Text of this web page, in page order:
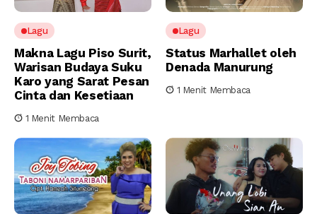
Lagu
Makna Lagu Piso Surit,
Warisan Budaya Suku
Karo yang Sarat Pesan
Cinta dan Kesetiaan
1 Menit Membaca
Lagu
Status Marhallet oleh
Denada Manurung
1 Menit Membaca